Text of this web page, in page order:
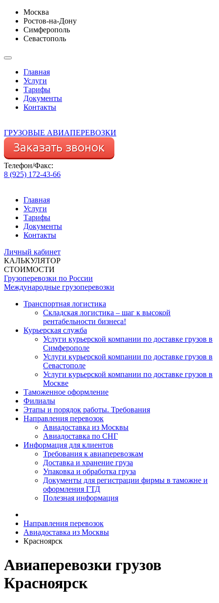
Москва
Ростов-на-Дону
Симферополь
Севастополь
Главная
Услуги
Тарифы
Документы
Контакты
ГРУЗОВЫЕ АВИАПЕРЕВОЗКИ
Телефон/Факс:
8 (925) 172-43-66
Главная
Услуги
Тарифы
Документы
Контакты
Личный кабинет
КАЛЬКУЛЯТОР
СТОИМОСТИ
Грузоперевозки по России
Международные грузоперевозки
Транспортная логистика
Складская логистика – шаг к высокой
рентабельности бизнеса!
Курьерская служба
Услуги курьерской компании по доставке грузов в
Симферополе
Услуги курьерской компании по доставке грузов в
Севастополе
Услуги курьерской компании по доставке грузов в
Москве
Таможенное оформление
Филиалы
Этапы и порядок работы. Требования
Направления перевозок
Авиадоставка из Москвы
Авиадоставка по СНГ
Информация для клиентов
Требования к авиаперевозкам
Доставка и хранение груза
Упаковка и обработка груза
Документы для регистрации фирмы в таможне и
оформления ГТД
Полезная информация
Направления перевозок
Авиадоставка из Москвы
Красноярск
Авиаперевозки грузов
Красноярск